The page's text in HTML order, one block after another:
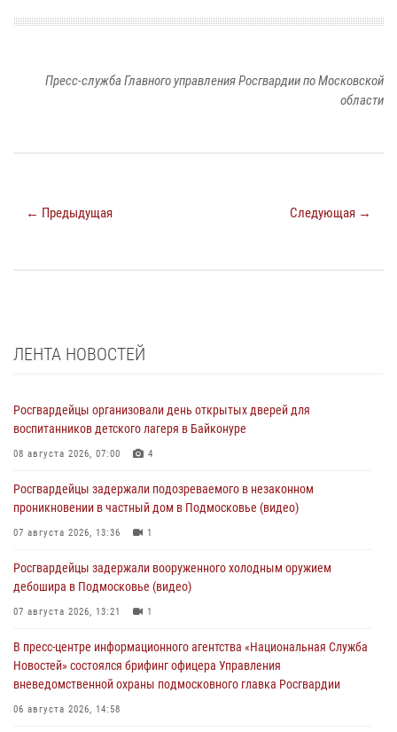
Пресс-служба Главного управления Росгвардии по Московской
области
← Предыдущая Следующая →
ЛЕНТА НОВОСТЕЙ
Росгвардейцы организовали день открытых дверей для
воспитанников детского лагеря в Байконуре
08 августа 2026, 07:00 4
Росгвардейцы задержали подозреваемого в незаконном
проникновении в частный дом в Подмосковье (видео)
07 августа 2026, 13:36 1
Росгвардейцы задержали вооруженного холодным оружием
дебошира в Подмосковье (видео)
07 августа 2026, 13:21 1
В пресс-центре информационного агентства «Национальная Служба
Новостей» состоялся брифинг офицера Управления
вневедомственной охраны подмосковного главка Росгвардии
06 августа 2026, 14:58